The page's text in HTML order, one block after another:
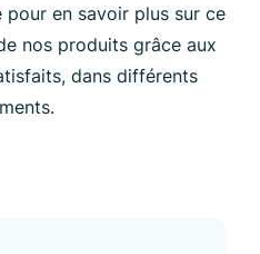
en savoir plus sur ce
nos produits grâce aux
dans différents